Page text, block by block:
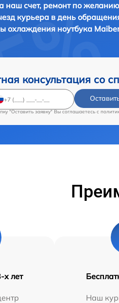
наш счет, ремонт по желанию
курьера в день
охлаждения ноутбука
консультация со
"Оставить заявку" Вы соглашаетесь c
х лет
Наш